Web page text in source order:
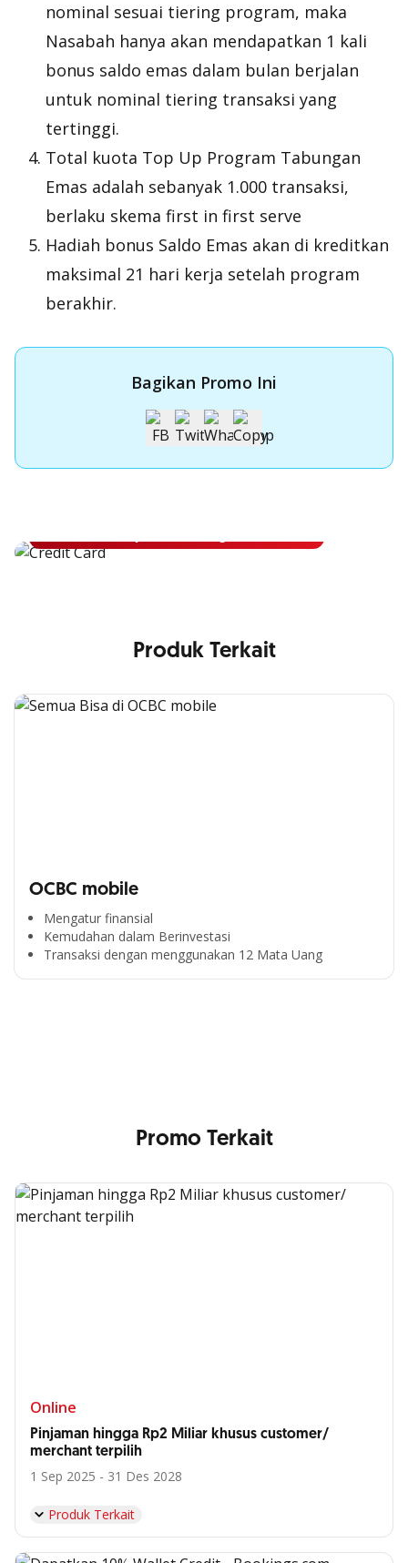
nominal sesuai tiering program, maka
Nasabah hanya akan mendapatkan 1 kali
bonus saldo emas dalam bulan berjalan
untuk nominal tiering transaksi yang
tertinggi.
Total kuota Top Up Program Tabungan
Emas adalah sebanyak 1.000 transaksi,
berlaku skema first in first serve
Hadiah bonus Saldo Emas akan di kreditkan
maksimal 21 hari kerja setelah program
berakhir.
Bagikan Promo Ini
Apply Kartu Kredit OCBC
Produk Terkait
OCBC mobile
Mengatur finansial
Kemudahan dalam Berinvestasi
Transaksi dengan menggunakan 12 Mata Uang
Segala Kemudahan Ada
di Satu Genggaman
Promo Terkait
Online
Pinjaman hingga Rp2 Miliar khusus customer/
merchant terpilih
1 Sep 2025 - 31 Des 2028
Produk Terkait